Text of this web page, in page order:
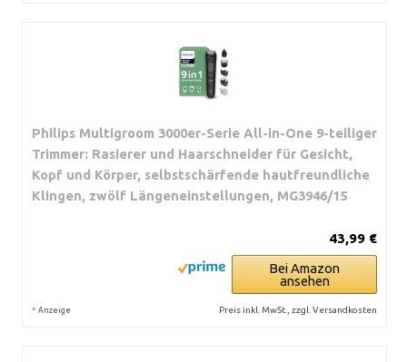
Philips Multigroom 3000er-Serie All-in-One 9-teiliger
Trimmer: Rasierer und Haarschneider für Gesicht,
Kopf und Körper, selbstschärfende hautfreundliche
Klingen, zwölf Längeneinstellungen, MG3946/15
43,99 €
Bei Amazon
ansehen
* Anzeige Preis inkl. MwSt., zzgl. Versandkosten